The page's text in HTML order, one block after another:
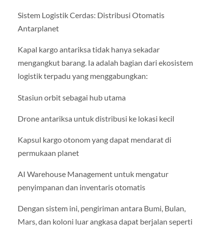
Sistem Logistik Cerdas: Distribusi Otomatis
Antarplanet
Kapal kargo antariksa tidak hanya sekadar
mengangkut barang. Ia adalah bagian dari ekosistem
logistik terpadu yang menggabungkan:
Stasiun orbit sebagai hub utama
Drone antariksa untuk distribusi ke lokasi kecil
Kapsul kargo otonom yang dapat mendarat di
permukaan planet
AI Warehouse Management untuk mengatur
penyimpanan dan inventaris otomatis
Dengan sistem ini, pengiriman antara Bumi, Bulan,
Mars, dan koloni luar angkasa dapat berjalan seperti